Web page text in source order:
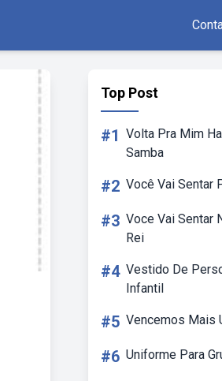
Top Post
#1 Volta Pra Mim
Samba
#2 Você Vai Sentar
#3 Voce Vai Sentar
Rei
#4 Vestido De
Infantil
#5 Vencemos Mais
#6 Uniforme Para